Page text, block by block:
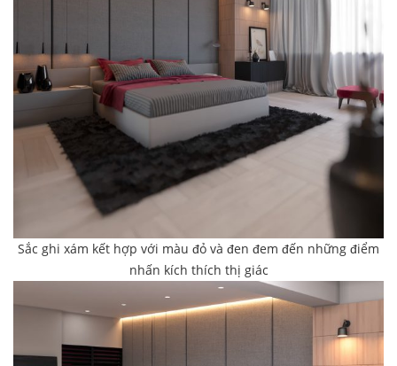
Sắc ghi xám kết hợp với màu đỏ và đen đem đến những điểm
nhấn kích thích thị giác